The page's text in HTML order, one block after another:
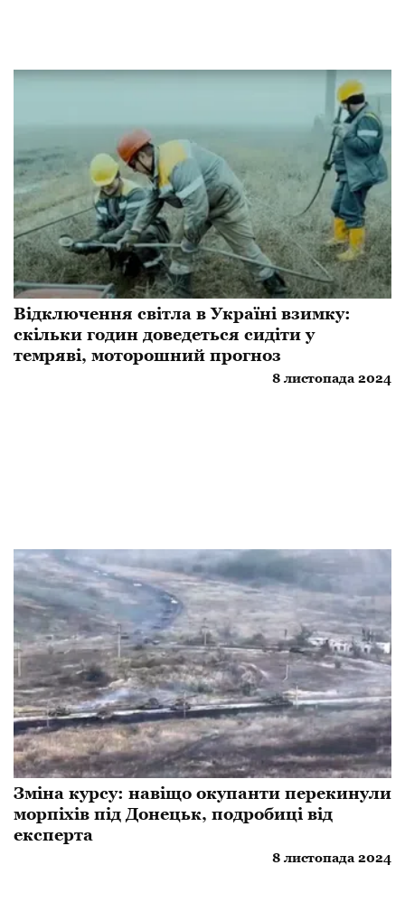
Відключення світла в Україні взимку:
скільки годин доведеться сидіти у
темряві, моторошний прогноз
8 листопада 2024
Зміна курсу: навіщо окупанти перекинули
морпіхів під Донецьк, подробиці від
експерта
8 листопада 2024